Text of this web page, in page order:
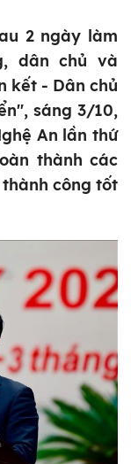
2 ngày làm
dân chủ và
kết - Dân chủ
sáng 3/10,
An lần thứ
thành các
công tốt